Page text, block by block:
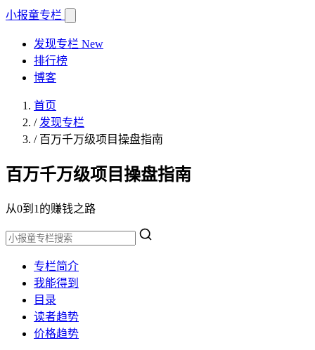
小报童专栏
发现专栏 New
排行榜
博客
首页
/ 发现专栏
/ 百万千万级项目操盘指南
百万千万级项目操盘指南
从0到1的赚钱之路
专栏简介
我能得到
目录
读者趋势
价格趋势